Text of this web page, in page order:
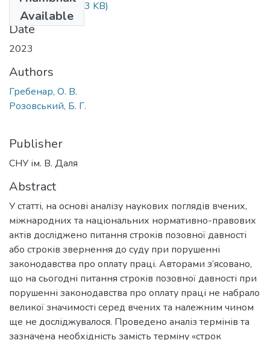
Available
30-40.pdf(459.13 KB)
Date
2023
Authors
Гребенар, О. В.
Розовський, Б. Г.
Publisher
СНУ ім. В. Даля
Abstract
У статті, на основі аналізу наукових поглядів вчених,
міжнародних та національних нормативно-правових
актів досліджено питання строків позовної давності
або строків звернення до суду при порушенні
законодавства про оплату праці. Авторами з’ясовано,
що на сьогодні питання строків позовної давності при
порушенні законодавства про оплату праці не набрало
великої значимості серед вчених та належним чином
ще не досліджувалося. Проведено аналіз термінів та
зазначена необхідність замість терміну «строк